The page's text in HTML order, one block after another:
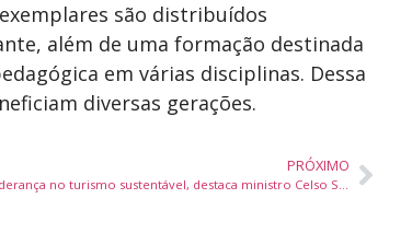
são distribuídos
além de uma formação destinada
em várias disciplinas. Dessa
diversas gerações.
PRÓXIMO
Brasil reforça liderança no turismo sustentável, destaca ministro Celso Sabino na COP30